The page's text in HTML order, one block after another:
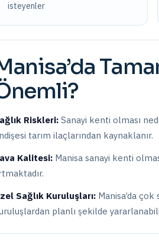
isteyenler
’da
Riskleri: Sanayi kenti olması
tarım ilaçlarından kaynaklanır.
Kalitesi: Manisa sanayi kenti
Sağlık Kuruluşları: Manisa’da çok
planlı şekilde